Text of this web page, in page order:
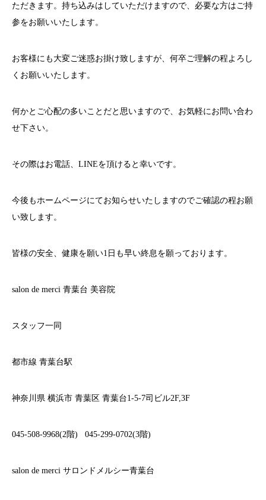
ただきます。持ち込みはしていただけますので、必要な方はご持
参をお願いいたします。
お客様にも大変ご迷惑お掛け致しますが、何卒ご理解の程よろし
くお願いいたします。
何かとご心配の多いことだと思いますので、お気軽にお問い合わ
せ下さい。
その際はお電話、 LINEを頂けると幸いです。
今後もホームページにてお知らせいたしますのでご確認の程お願
い致します。
皆様の安全、健康を願い1 日も早い終息を願っております。
salon de merci 青葉台 美容院
スタッフ一同
都市線 青葉台駅
神奈川県 横浜市 青葉区 青葉台1-5-7司ビル2F,3F
045-508-9968(2 階) 045-299-0702(3階)
salon de merci サロンドメルシー青葉台